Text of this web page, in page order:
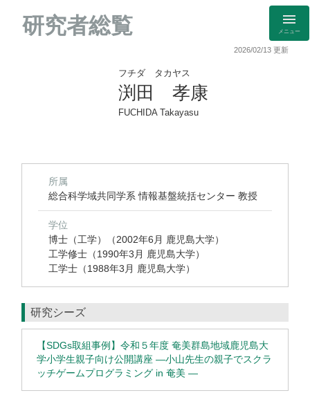
研究者総覧 メニュー
2026/02/13 更新
フチダ タカヤス
渕田 孝康
FUCHIDA Takayasu
所属
総合科学域共同学系 情報基盤統括センター 教授
学位
博士（工学）（2002年6月 鹿児島大学）
工学修士（1990年3月 鹿児島大学）
工学士（1988年3月 鹿児島大学）
研究シーズ
【SDGs取組事例】令和５年度 奄美群島地域鹿児島大
学小学生親子向け公開講座 ―小山先生の親子でスクラ
ッチゲームプログラミング in 奄美 ―